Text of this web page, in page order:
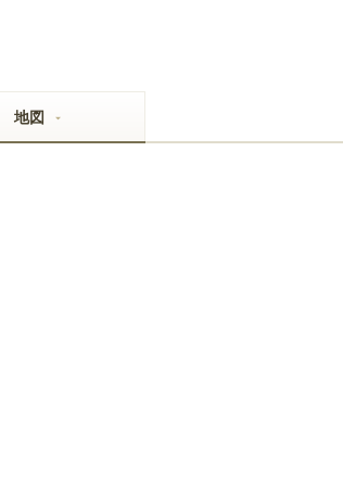
地図